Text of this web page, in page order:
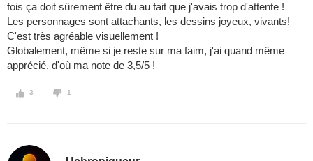
fois ça doit sûrement être du au fait que j'avais trop d'attente !
Les personnages sont attachants, les dessins joyeux, vivants!
C'est très agréable visuellement !
Globalement, même si je reste sur ma faim, j'ai quand même
apprécié, d'où ma note de 3,5/5 !
3 1